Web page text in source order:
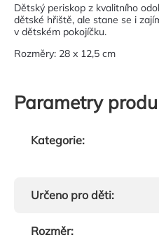
Dětský periskop z kvalitního
dětské hřiště, ale stane se i
v dětském pokojíčku.
Rozměry: 28 x 12,5 cm
Parametry
Kategorie:
Určeno pro děti:
Rozměr: